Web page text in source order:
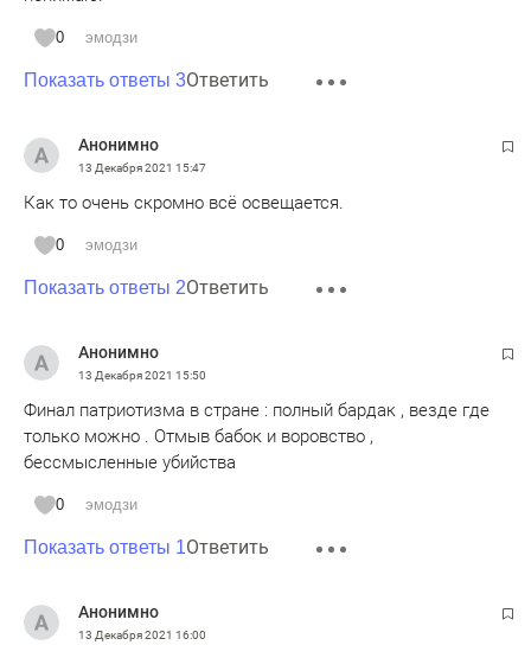
0 эмодзи
Показать ответы 3Ответить
Анонимно
13 Декабря 2021 15:47
Как то очень скромно всё освещается.
0 эмодзи
Показать ответы 2Ответить
Анонимно
13 Декабря 2021 15:50
Финал патриотизма в стране : полный бардак , везде где
только можно . Отмыв бабок и воровство ,
бессмысленные убийства
0 эмодзи
Показать ответы 1Ответить
Анонимно
13 Декабря 2021 16:00